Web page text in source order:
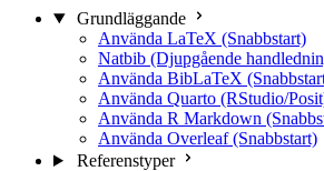
Grundläggande
Använda LaTeX (Snabbstart)
Natbib (Djupgående
Använda BibLaTeX
Använda Quarto (RStudio/
Använda R Markdown
Använda Overleaf (Snabbstart)
Referenstyper